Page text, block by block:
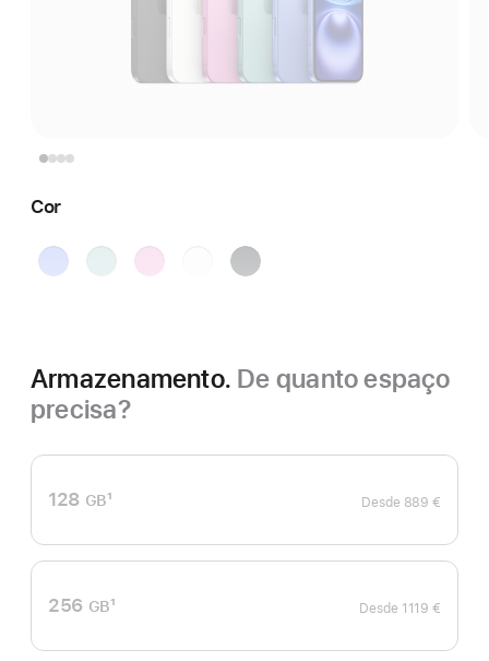
Cor
UltramarinoVerde azulado
Rosa BrancoPreto
Armazenamento. De quanto espaço
precisa?
128 GB
de
rodapé
1 Desde 889 €
256 GB
de
1 Desde 1119 €